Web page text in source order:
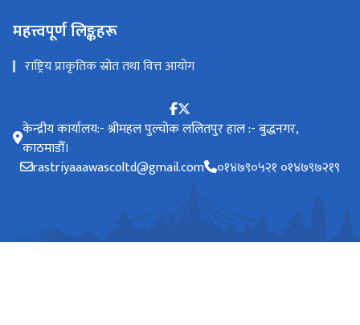
महत्त्वपूर्ण लिङ्कहरू
राष्ट्रिय प्राकृतिक स्रोत तथा वित्त आयोग
केन्द्रीय कार्यालय:- श्रीमहल पुल्चोक ललितपुर हाल :- बुद्धनगर,
काठमाडौँ।
rastriyaaawascoltd@gmail.com
०१४७९०५२१ ०१४७९७२१९